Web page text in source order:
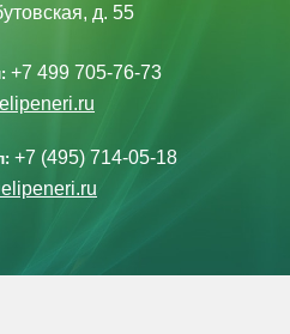
д. 55
+7 499 705-76-73
+7 (495) 714-05-18